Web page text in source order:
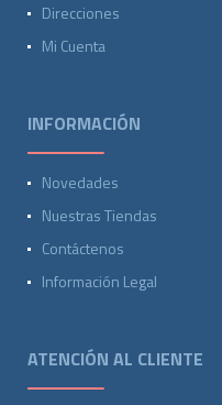
Direcciones
Mi Cuenta
INFORMACIÓN
Novedades
Nuestras Tiendas
Contáctenos
Información Legal
ATENCIÓN AL CLIENTE